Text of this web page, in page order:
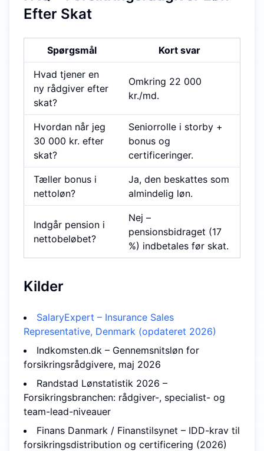
Efter Skat
Spørgsmål Kort svar
Hvad tjener en
ny rådgiver efter
skat?
Omkring 22 000
kr./md.
Hvordan når jeg
30 000 kr. efter
skat?
Senior­rolle i storby +
bonus og
certificeringer.
Tæller bonus i
nettoløn?
Ja, den beskattes som
almindelig løn.
Indgår pension i
nettobeløbet?
Nej –
pensionsbidraget (17
%) indbetales før skat.
Kilder
SalaryExpert – Insurance Sales
Representative, Denmark (opdateret 2026)
Indkomsten.dk – Gennemsnitsløn for
forsikringsrådgivere, maj 2026
Randstad Lønstatistik 2026 –
Forsikringsbranchen: rådgiver-, specialist- og
team-lead-niveauer
Finans Danmark / Finanstilsynet – IDD-krav til
forsikringsdistribution og certificering (2026)